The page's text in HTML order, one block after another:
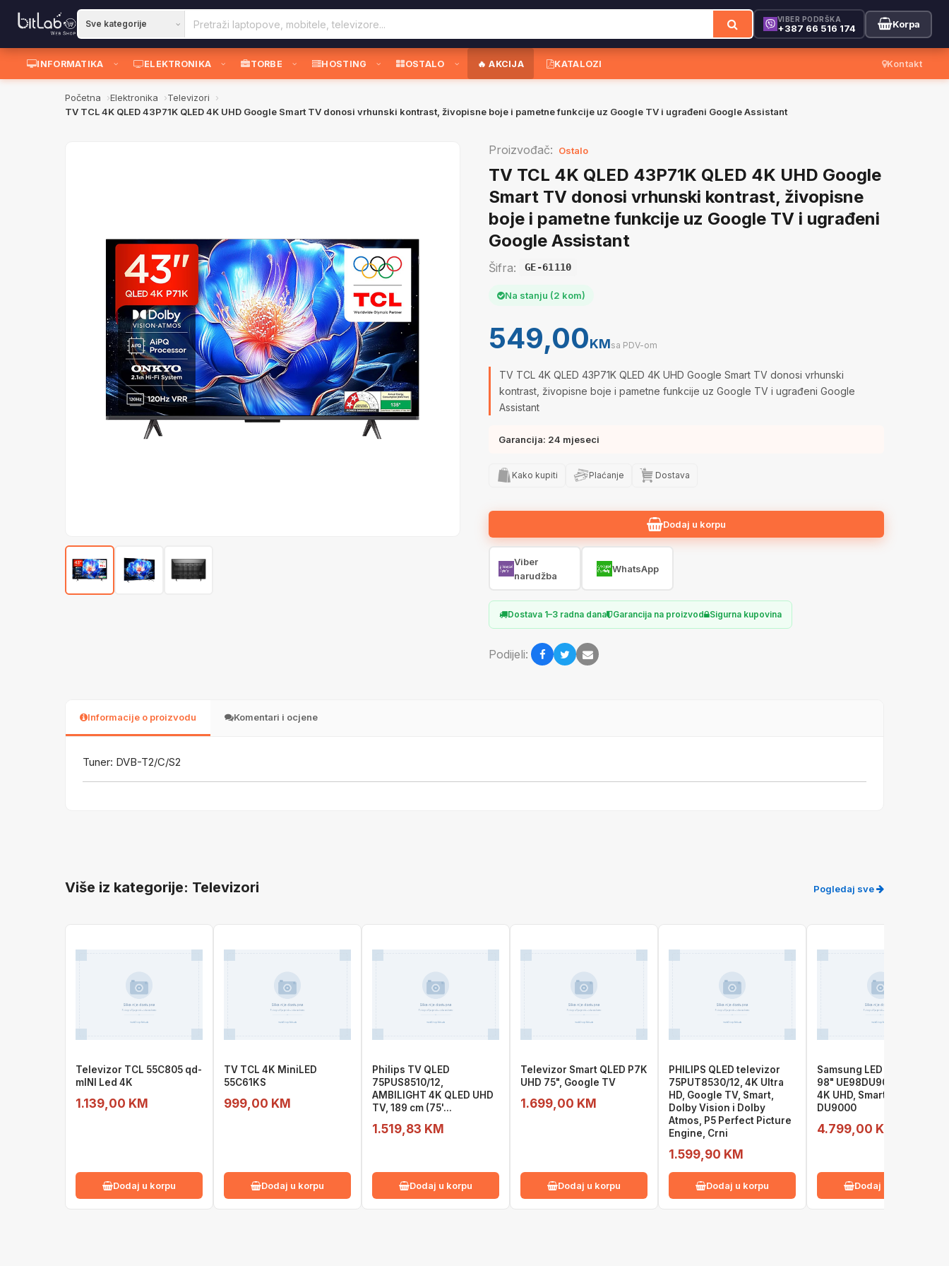
VIBER PODRŠKA
+387 66 516 174 Korpa
INFORMATIKA ELEKTRONIKA TORBE HOSTING OSTALO 🔥 AKCIJA KATALOZI Kontakt
Početna Elektronika
Televizori
TV TCL 4K QLED 43P71K QLED 4K UHD Google Smart TV donosi vrhunski kontrast, živopisne boje i pametne funkcije uz Google TV i ugrađeni Google Assistant
Proizvođač: Ostalo
TV TCL 4K QLED 43P71K QLED 4K UHD Google
Smart TV donosi vrhunski kontrast, živopisne
boje i pametne funkcije uz Google TV i ugrađeni
Google Assistant
Šifra: GE-61110
Na stanju (2 kom)
549,00KMsa PDV-om
TV TCL 4K QLED 43P71K QLED 4K UHD Google Smart TV donosi vrhunski
kontrast, živopisne boje i pametne funkcije uz Google TV i ugrađeni Google
Assistant
Garancija: 24 mjeseci
Kako kupiti Plaćanje Dostava
Dodaj u korpu
Viber
narudžba
WhatsApp
Dostava 1–3 radna dana Garancija na proizvod Sigurna kupovina
Podijeli:
Informacije o proizvodu Komentari i ocjene
Tuner: DVB-T2/C/S2
Više iz kategorije: Televizori Pogledaj sve
Televizor TCL 55C805 qd-
mINI Led 4K
1.139,00 KM
Dodaj u korpu
TV TCL 4K MiniLED
55C61KS
999,00 KM
Dodaj u korpu
Philips TV QLED
75PUS8510/12,
AMBILIGHT 4K QLED UHD
TV, 189 cm (75'...
1.519,83 KM
Dodaj u korpu
Televizor Smart QLED P7K
UHD 75", Google TV
1.699,00 KM
Dodaj u korpu
PHILIPS QLED televizor
75PUT8530/12, 4K Ultra
HD, Google TV, Smart,
Dolby Vision i Dolby
Atmos, P5 Perfect Picture
Engine, Crni
1.599,90 KM
Dodaj u korpu
Samsung LED televizor
98" UE98DU9072UXXH,
4K UHD, Smart TV, Tizen,
DU9000
4.799,00 KM
Dodaj u korpu